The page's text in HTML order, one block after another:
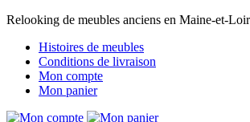
Relooking de meubles anciens en Maine-et-
Histoires de meubles
Conditions de livraison
Mon compte
Mon panier